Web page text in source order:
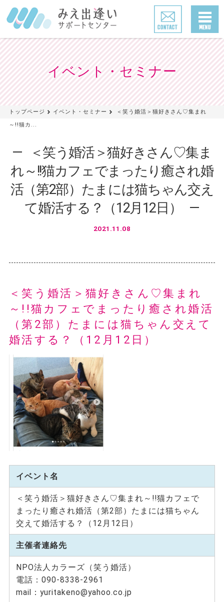
イベント・セミナー
トップページ イベント・セミナー
＜笑う婚活＞猫好きさん♡集まれ
～!!猫カ...
＜笑う婚活＞猫好きさん♡集ま
れ～!!猫カフェでまったり癒され婚
活（第2部）たまには猫ちゃん交え
て婚活する？（12月12日）
2021.11.08
＜笑う婚活＞猫好きさん♡集まれ
～!!猫カフェでまったり癒され婚活
（第2部）たまには猫ちゃん交えて
婚活する？（12月12日）
イベント名
＜笑う婚活＞猫好きさん♡集まれ～!!猫カフェで
まったり癒され婚活（第2部）たまには猫ちゃん
交えて婚活する？（12月12日）
主催者連絡先
NPO法人カラーズ（笑う婚活）
電話：090-8338-2961
mail：yuritakeno@yahoo.co.jp